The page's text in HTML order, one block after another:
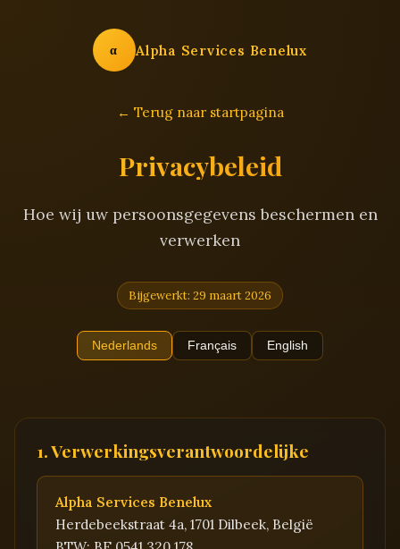
α Alpha Services Benelux
← Terug naar startpagina
Privacybeleid
Hoe wij uw persoonsgegevens beschermen en
verwerken
Bijgewerkt: 29 maart 2026
Nederlands Français English
1. Verwerkingsverantwoordelijke
Alpha Services Benelux
Herdebeekstraat 4a, 1701 Dilbeek, België